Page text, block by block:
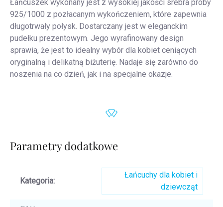
Łańcuszek wykonany jest z wysokiej jakości srebra próby
925/1000 z pozłacanym wykończeniem, które zapewnia
długotrwały połysk. Dostarczany jest w eleganckim
pudełku prezentowym. Jego wyrafinowany design
sprawia, że jest to idealny wybór dla kobiet ceniących
oryginalną i delikatną biżuterię. Nadaje się zarówno do
noszenia na co dzień, jak i na specjalne okazje.
Parametry dodatkowe
Kategoria:
Łańcuchy dla kobiet i
dziewcząt